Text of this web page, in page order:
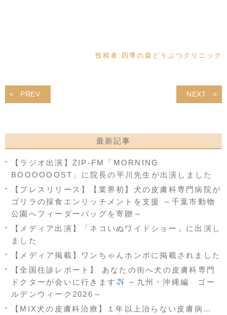
投稿者: 四季の森どうぶつクリニック
PREV NEXT
最新記事
【ラジオ出演】ZIP-FM「MORNING
BOOOOOOST」に院長の平川先生が出演しました
【プレスリリース】【業界初】犬の皮膚科専門病院が
ゴリラの採食エンリッチメントを支援 ～千葉市動物
公園へフィーダーバッグを寄贈～
【メディア出演】「ネコいぬワイドショー」に出演し
ました
【メディア掲載】ワンちゃんホンポに掲載されました
【全国往診レポート】 あなたの街へ犬の皮膚科専門
ドクターが会いに行きます
～九州・沖縄編 ゴー
ルデンウィーク2026～
【MIX犬の皮膚科治療】１年以上治らない皮膚病…